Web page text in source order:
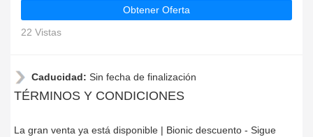
Obtener Oferta
22 Vistas
Caducidad: Sin fecha de finalización
TÉRMINOS Y CONDICIONES
La gran venta ya está disponible | Bionic descuento - Sigue